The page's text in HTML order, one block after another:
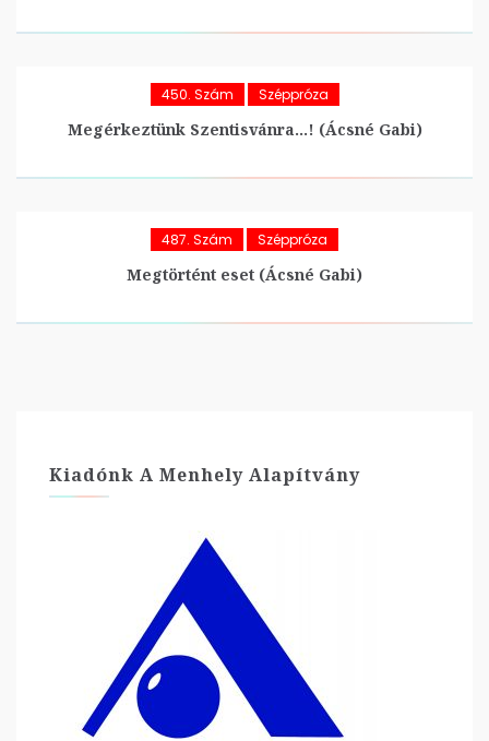
450. Szám Széppróza
Megérkeztünk Szentisvánra…! (Ácsné Gabi)
487. Szám Széppróza
Megtörtént eset (Ácsné Gabi)
Kiadónk A Menhely Alapítvány